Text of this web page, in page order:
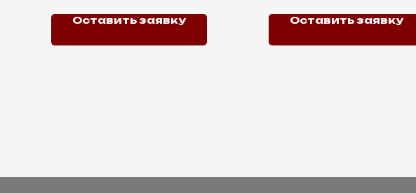
Оставить заявку Оставить заявку